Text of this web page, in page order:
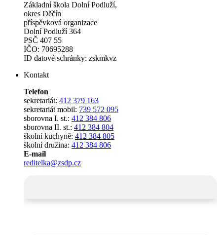
Základní škola Dolní Podluží,
okres Děčín
příspěvková organizace
Dolní Podluží 364
PSČ 407 55
IČO: 70695288
ID datové schránky: zskmkvz
Kontakt
Telefon
sekretariát: 412 379 163
sekretariát mobil: 739 572 095
sborovna I. st.: 412 384 806
sborovna II. st.: 412 384 804
školní kuchyně: 412 384 805
školní družina: 412 384 806
E-mail
reditelka@zsdp.cz